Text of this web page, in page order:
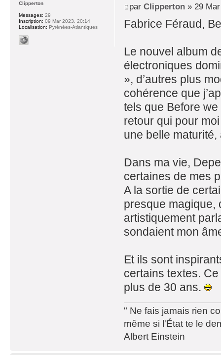
par Clipperton» 29 Mar
Fabrice Féraud,
Le nouvel album
électroniques
», d’autres plus
cohérence que
tels que Before
retour qui pour
une belle
Dans ma vie,
certaines de mes
A la sortie de
presque magique,
artistiquement
sondaient mon
Et ils sont
certains textes.
plus de 30 ans.
" Ne fais jamais rien
même si l'État te le
Albert Einstein
Clipperton
Messages: 29
Inscription: 09 Mar 2023, 20:14
Localisation: Pyrénées-Atlantiques